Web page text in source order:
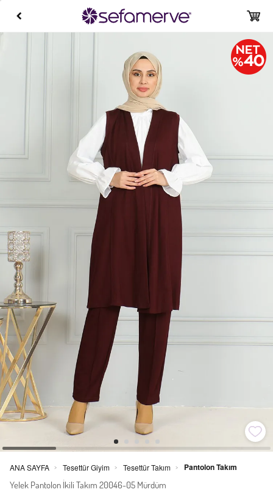
ANA SAYFA > Tesettür Giyim > Tesettür Takım > Pantolon Takım
Yelek Pantolon İkili Takım 20046-05 Mürdüm